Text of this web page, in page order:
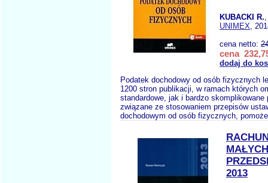
KUBACKI R.
UNIMEX,
cena netto:
cena
dodaj do
Podatek dochodowy od osób fizycznych
1200 stron publikacji, w ramach których
standardowe, jak i bardzo skomplikowane
związane ze stosowaniem przepisów
dochodowym od osób fizycznych,
2013